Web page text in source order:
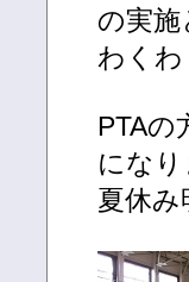
の実
わくわ
PTAの
にな
夏休